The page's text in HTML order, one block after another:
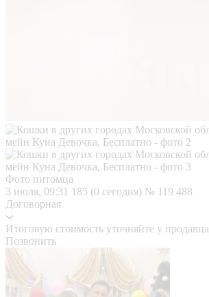
Фото питомца
3 июля, 09:31 185 (0 сегодня) № 119 488
Договорная
Итоговую стоимость уточняйте у продавца
Позвонить